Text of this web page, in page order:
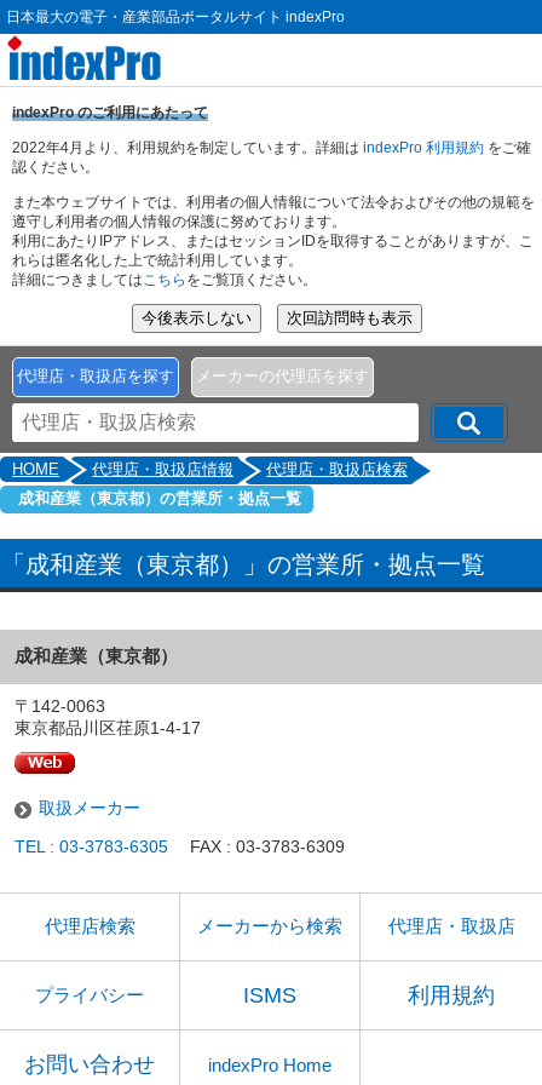
日本最大の電子・産業部品ポータルサイト indexPro
indexPro のご利用にあたって
2022年4月より、利用規約を制定しています。詳細は indexPro 利用規約 をご確
認ください。
また本ウェブサイトでは、利用者の個人情報について法令およびその他の規範を
遵守し利用者の個人情報の保護に努めております。
利用にあたりIPアドレス、またはセッションIDを取得することがありますが、こ
れらは匿名化した上で統計利用しています。
詳細につきましてはこちら をご覧頂ください。
代理店・取扱店を探す メーカーの代理店を探す
HOME 代理店・取扱店情報
代理店・取扱店検索
成和産業（東京都）の営業所・拠点一覧
「成和産業（東京都）」の営業所・拠点一覧
成和産業（東京都）
〒142-0063
東京都品川区荏原1-4-17
取扱メーカー
TEL : 03-3783-6305 FAX : 03-3783-6309
代理店検索 メーカーから検索 代理店・取扱店
プライバシー ISMS 利用規約
お問い合わせ indexPro Home